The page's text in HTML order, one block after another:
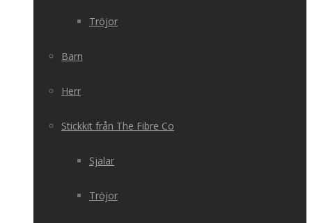
Tröjor
Barn
Herr
Stickkit från The Fibre Co
Sjalar
Tröjor